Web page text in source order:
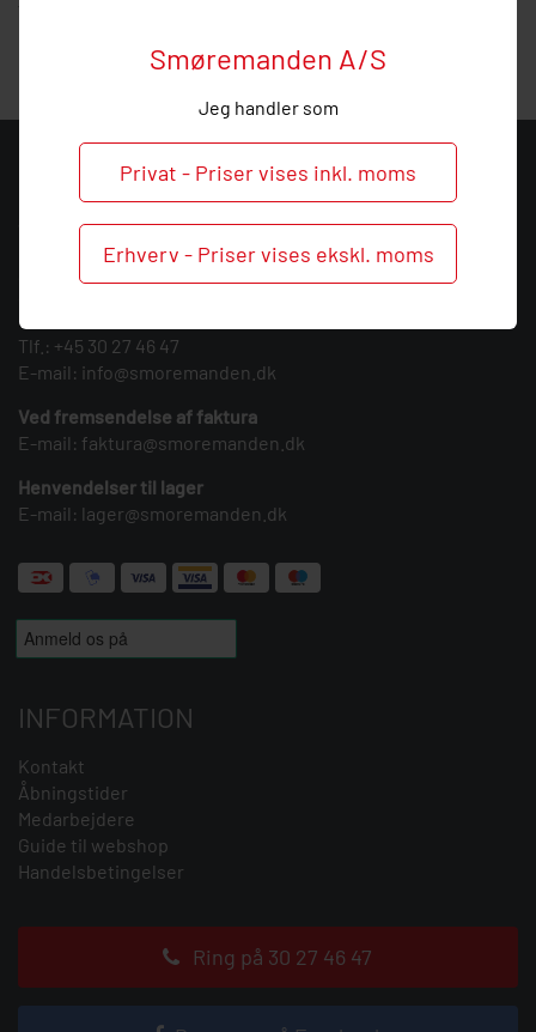
Smøremanden A/S
Jeg handler som
Privat - Priser vises inkl. moms
Erhverv - Priser vises ekskl. moms
KONTAKT
Smøremanden A/S
CVR: 39683717
Søndergården 3
Tlf.: +45 30 27 46 47
E-mail: info@smoremanden.dk
Ved fremsendelse af faktura
E-mail: faktura@smoremanden.dk
Henvendelser til lager
E-mail: lager@smoremanden.dk
INFORMATION
Kontakt
Åbningstider
Medarbejdere
Guide til webshop
Handelsbetingelser
Ring på 30 27 46 47